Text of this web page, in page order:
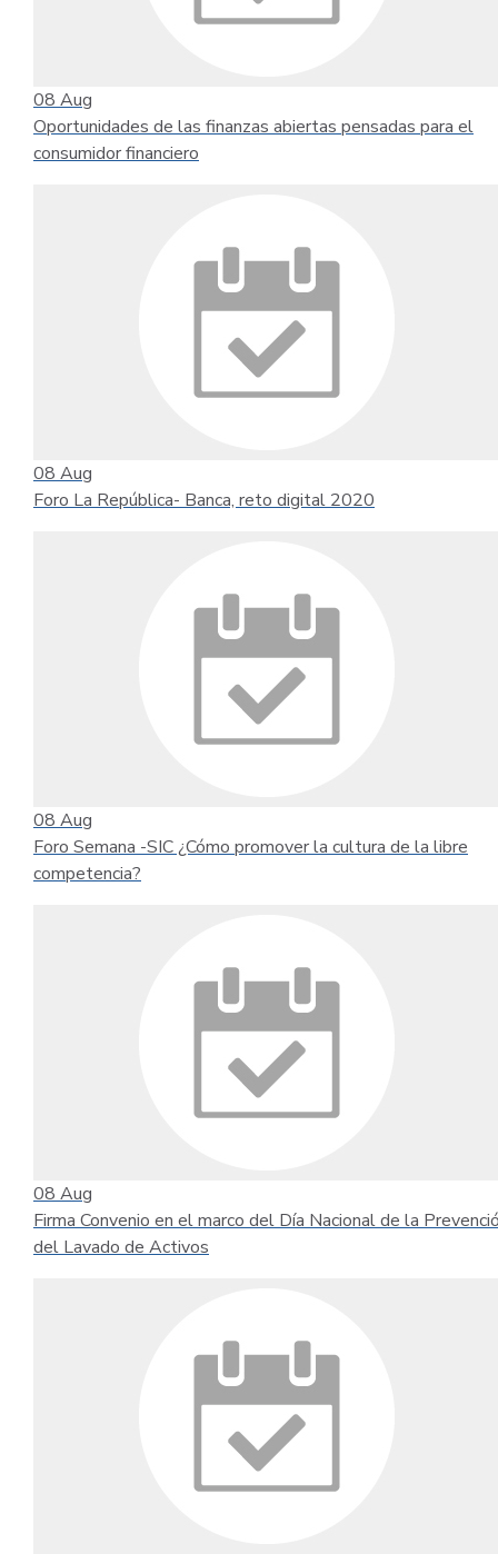
08 Aug
Oportunidades de las finanzas abiertas pensadas para el
consumidor financiero
08 Aug
Foro La República- Banca, reto digital 2020
08 Aug
Foro Semana -SIC ¿Cómo promover la cultura de la libre
competencia?
08 Aug
Firma Convenio en el marco del Día Nacional de la
del Lavado de Activos